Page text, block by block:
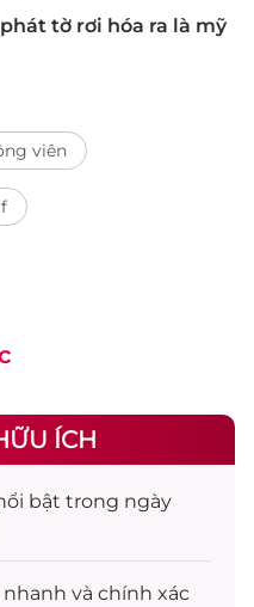
tờ rơi hóa ra là mỹ
viên
ÍCH
bật trong ngày
nhanh và chính xác